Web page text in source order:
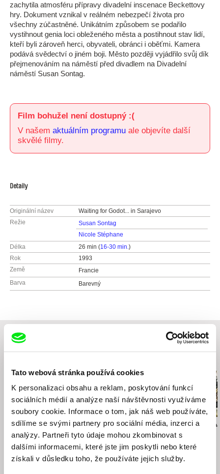
Tato webová stránka používá cookies
K personalizaci obsahu a reklam, poskytování funkcí
sociálních médií a analýze naší návštěvnosti využíváme
soubory cookie. Informace o tom, jak náš web používáte,
sdílíme se svými partnery pro sociální média, inzerci a
analýzy. Partneři tyto údaje mohou zkombinovat s
dalšími informacemi, které jste jim poskytli nebo které
získali v důsledku toho, že používáte jejich služby.
zachytila atmosféru přípravy divadelní inscenace Beckettovy
hry. Dokument vznikal v reálném nebezpečí života pro
všechny zúčastněné. Unikátním způsobem se podařilo
vystihnout genia loci obleženého města a postihnout stav lidí,
kteří byli zároveň herci, obyvateli, obránci i oběťmi. Kamera
podává svědectví o jiném boji. Město později vyjádřilo svůj dík
přejmenováním na náměstí před divadlem na Divadelní
náměstí Susan Sontag.
Film bohužel není dostupný :(
V našem aktuálním programu ale objevíte další
skvělé filmy.
Detaily
Originální název
Waiting for Godot... in Sarajevo
Režie
Susan Sontag
Nicole Stéphane
Délka
26 min (16-30 min.)
Rok
1993
Země
Francie
Barva
Barevný
Sergei Loznitsa
Majdan
Sergei Loznitsa
Dopis
Anders
Burma VJ